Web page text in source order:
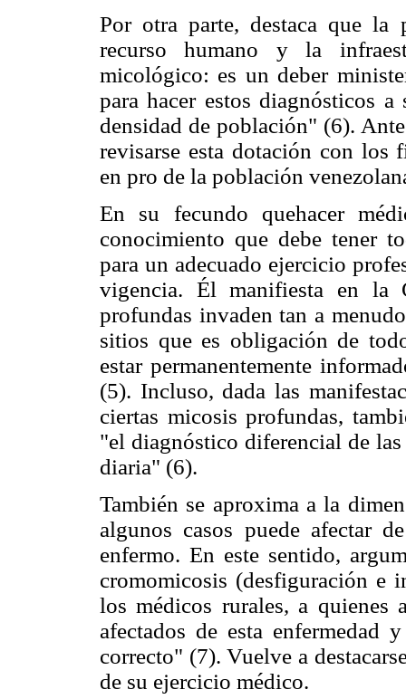
Por otra parte, destaca que
recurso humano y la
micológico: es un deber
para hacer estos diagnósticos
densidad de población" (6).
revisarse esta dotación con los
en pro de la población
En su fecundo quehacer
conocimiento que debe tener
para un adecuado ejercicio
vigencia. Él manifiesta en la
profundas invaden tan a
sitios que es obligación de
estar permanentemente
(5). Incluso, dada las
ciertas micosis profundas,
"el diagnóstico diferencial de
diaria" (6).
También se aproxima a la
algunos casos puede afectar
enfermo. En este sentido,
cromomicosis (desfiguración e
los médicos rurales, a quienes
afectados de esta enfermedad
correcto" (7). Vuelve a
de su ejercicio médico.